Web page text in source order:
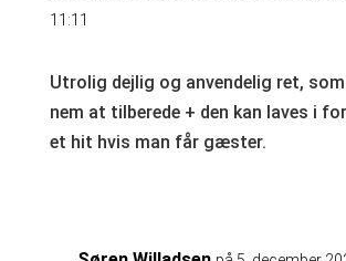
11:11
Utrolig dejlig og anvendelig ret,
nem at tilberede + den kan laves i
et hit hvis man får gæster.